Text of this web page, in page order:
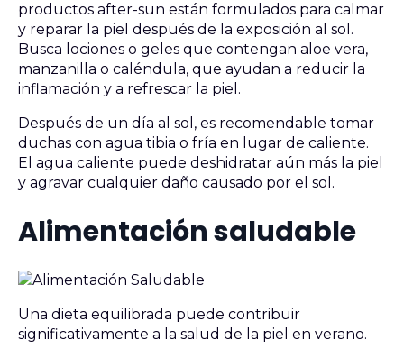
productos after-sun están formulados para calmar
y reparar la piel después de la exposición al sol.
Busca lociones o geles que contengan aloe vera,
manzanilla o caléndula, que ayudan a reducir la
inflamación y a refrescar la piel.
Después de un día al sol, es recomendable tomar
duchas con agua tibia o fría en lugar de caliente.
El agua caliente puede deshidratar aún más la piel
y agravar cualquier daño causado por el sol.
Alimentación saludable
Una dieta equilibrada puede contribuir
significativamente a la salud de la piel en verano.